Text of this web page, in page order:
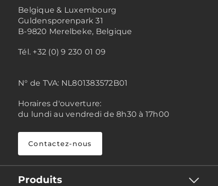
Belgique & Luxembourg
Guldensporenpark 31
B-9820 Merelbeke, Belgique
Tél. +32 (0) 9 230 01 09
N° de TVA: NL801383572B01
Horaires d'ouverture:
du lundi au vendredi de 8h30 à 17h00
Contactez-nous
Produits